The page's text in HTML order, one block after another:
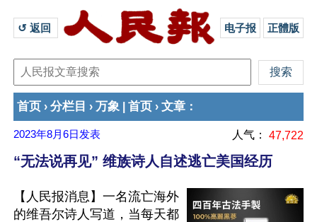
↺ 返回 电子报 正體版
首页 › 分栏目 › 万象 首页 › 文章 ：
2023年8月6日 发表 人气： 47,722
“无法说再见” 维族诗人自述逃亡美国经历
【人民报消息】一名流亡海外
的维吾尔诗人写道，当每天都